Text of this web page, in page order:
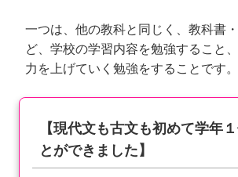
一つは、他の教科と同じく、教科書
ど、学校の学習内容を勉強すること
力を上げていく勉強をすることです。
【現代文も古文も初めて学年
とができました】